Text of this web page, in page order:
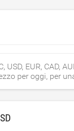
EUR, CAD,
per oggi, per